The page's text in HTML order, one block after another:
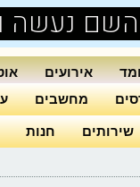
נעשה
אירועים
מחשבים
שירותים חנות